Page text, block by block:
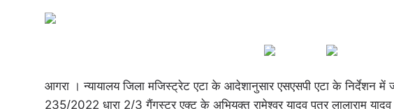
आगरा । न्यायालय जिला मजिस्ट्रेट एटा के आदेशानुसार एसएसपी एटा के निर्देशन में
235/2022 धारा 2/3 गैंगस्टर एक्ट के अभियुक्त रामेश्वर यादव पुत्र लालाराम यादव